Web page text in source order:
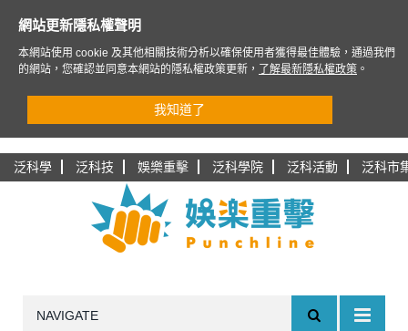
泛科學 泛科技 娛樂重擊 泛科學院 泛科活動 泛科市
NAVIGATE
網站更新隱私權聲明
本網站使用 cookie 及其他相關技術分析以確保使用者獲得最佳體驗，通過我們
的網站，您確認並同意本網站的隱私權政策更新，
了解最新隱私權政策 。
我知道了